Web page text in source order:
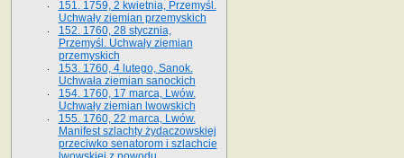
151. 1759, 2 kwietnia, Przemyśl.
Uchwały ziemian przemyskich
152. 1760, 28 stycznia,
Przemyśl. Uchwały ziemian
przemyskich
153. 1760, 4 lutego, Sanok.
Uchwała ziemian sanockich
154. 1760, 17 marca, Lwów.
Uchwały ziemian lwowskich
155. 1760, 22 marca, Lwów.
Manifest szlachty żydaczowskiej
przeciwko senatorom i szlachcie